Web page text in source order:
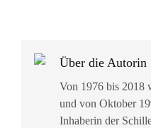
Über die Autorin
Von 1976 bis 2018
und von Oktober
Inhaberin der